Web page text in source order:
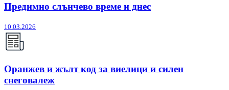
Предимно слънчево време и днес
10.03.2026
Оранжев и жълт код за виелици и силен
снеговалеж